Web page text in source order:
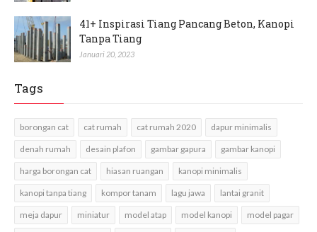
41+ Inspirasi Tiang Pancang Beton, Kanopi
Tanpa Tiang
Januari 20, 2023
Tags
borongan cat cat rumah cat rumah 2020 dapur minimalis
denah rumah desain plafon gambar gapura gambar kanopi
harga borongan cat hiasan ruangan kanopi minimalis
kanopi tanpa tiang kompor tanam lagu jawa lantai granit
meja dapur miniatur model atap model kanopi model pagar